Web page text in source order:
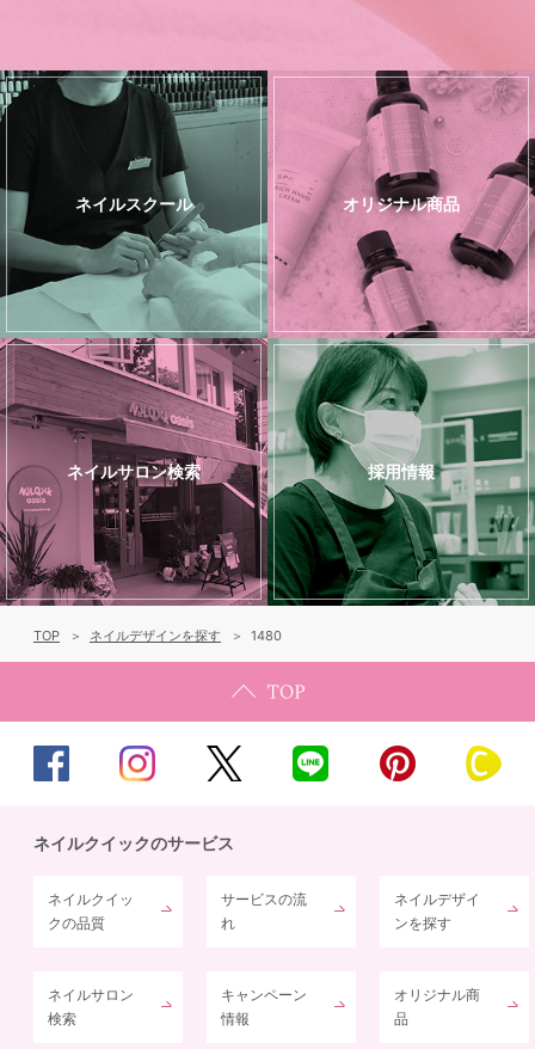
ネイルスクール オリジナル商品
ネイルサロン検索 採用情報
TOP ネイルデザインを探す 1480
ネイルクイックのサービス
ネイルクイッ
クの品質
サービスの流
れ
ネイルデザイ
ンを探す
ネイルサロン
検索
キャンペーン
情報
オリジナル商
品